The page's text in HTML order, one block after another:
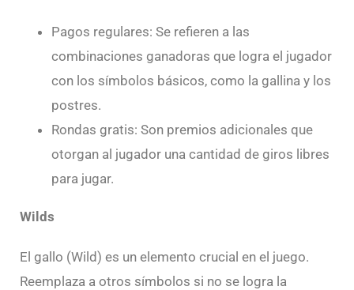
Pagos regulares: Se refieren a las
combinaciones ganadoras que logra el jugador
con los símbolos básicos, como la gallina y los
postres.
Rondas gratis: Son premios adicionales que
otorgan al jugador una cantidad de giros libres
para jugar.
Wilds
El gallo (Wild) es un elemento crucial en el juego.
Reemplaza a otros símbolos si no se logra la